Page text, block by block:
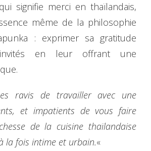
signifie merci en thaïlandais,
même de la philosophie
: exprimer sa gratitude
en leur offrant une
ravis de travailler avec une
et impatients de vous faire
de la cuisine thaïlandaise
la fois intime et urbain.«